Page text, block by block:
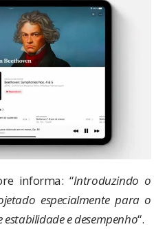
informa: “Introduzindo o
especialmente para o
e desempenho“.